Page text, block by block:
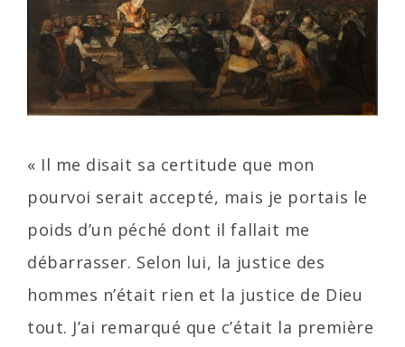
« Il me disait sa certitude que mon
pourvoi serait accepté, mais je portais le
poids d’un péché dont il fallait me
débarrasser. Selon lui, la justice des
hommes n’était rien et la justice de Dieu
tout. J’ai remarqué que c’était la première